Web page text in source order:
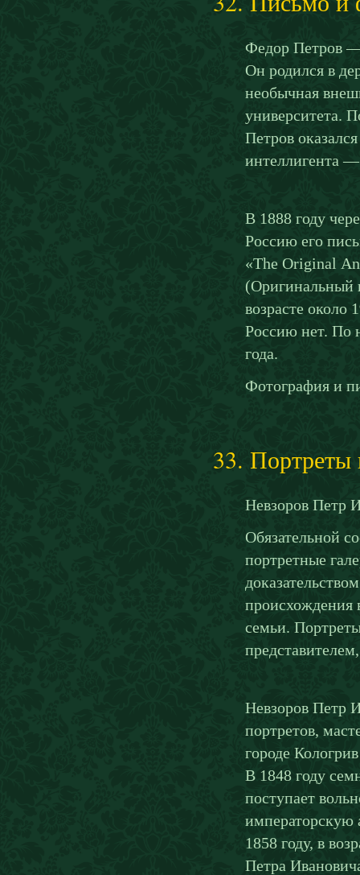
Федор Петров —
Он родился в
необычная
университета.
Петров
интеллигента —
В 1888 году
Россию его
«The Original
(Оригинальный
возрасте
Россию нет. По
года.
Фотография и
33. Портреты
Невзоров Петр
Обязательной
портретные
происхождения
семьи.
Невзоров Петр
портретов,
городе
В 1848 году
поступает
императорскую
1858 году, в
Петра